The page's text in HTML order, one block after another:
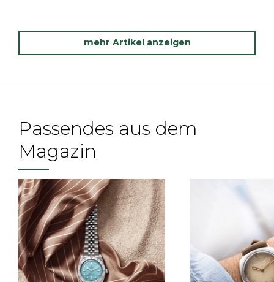
mehr Artikel anzeigen
Passendes aus dem
Magazin